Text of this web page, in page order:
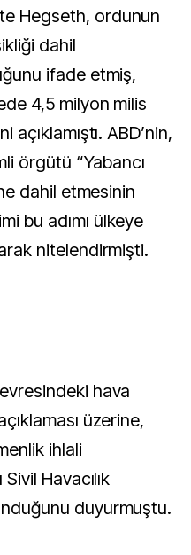
Hegseth, ordunun
dahil
ifade etmiş,
4,5 milyon milis
ABD’nin,
örgütü “Yabancı
dahil etmesinin
bu adımı ülkeye
nitelendirmişti.
hava
üzerine,
ihlali
Havacılık
duyurmuştu.